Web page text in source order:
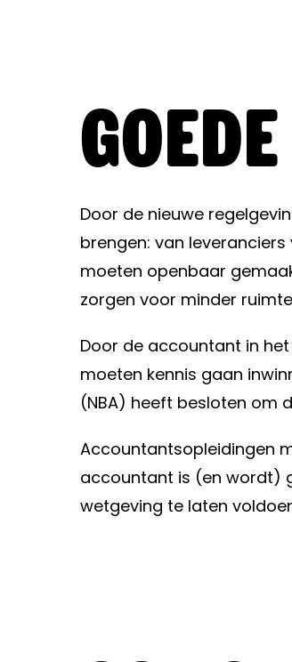
Door de nieuwe
brengen: van
moeten openbaar
zorgen voor minder
Door de accountant in
moeten kennis gaan
(NBA) heeft besloten om
Accountantsopleidingen
accountant is (en wordt)
wetgeving te laten